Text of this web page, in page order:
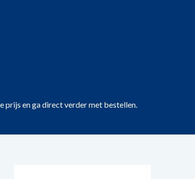
prijs en ga direct verder met bestellen.